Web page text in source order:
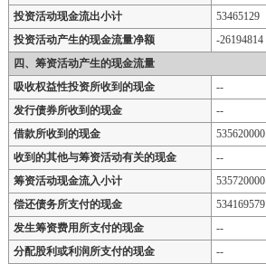
投资活动现金流出小计
53465129
投资活动产生的现金流量净额
-26194814
四、筹资活动产生的现金流量
吸收权益性投资所收到的现金
--
发行债券所收到的现金
--
借款所收到的现金
535620000
收到的其他与筹资活动有关的现金
--
筹资活动现金流入小计
535720000
偿还债务所支付的现金
534169579
发生筹资费用所支付的现金
--
分配股利或利润所支付的现金
--